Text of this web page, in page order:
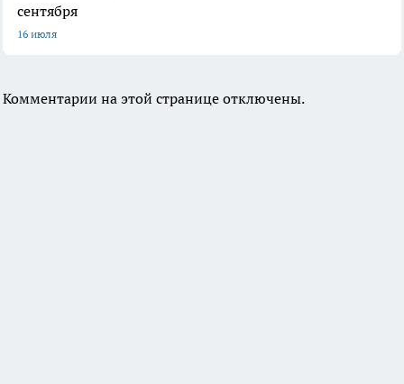
сентября
16 июля
Комментарии на этой странице отключены.